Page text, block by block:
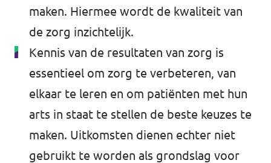
maken. Hiermee wordt de kwaliteit van
de zorg inzichtelijk.
Kennis van de resultaten van zorg is
essentieel om zorg te verbeteren, van
elkaar te leren en om patiënten met hun
arts in staat te stellen de beste keuzes te
maken. Uitkomsten dienen echter niet
gebruikt te worden als grondslag voor